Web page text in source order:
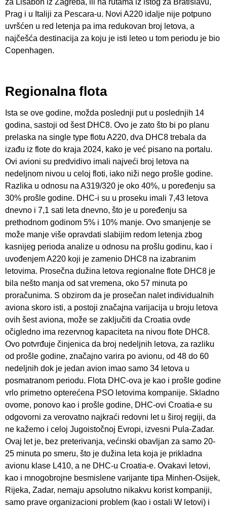
za Lisabon iz Zagreba, ili na rutama iz istog za Bratislavu,
Prag i u Italiji za Pescara-u. Novi A220 idalje nije potpuno
uvršćen u red letenja pa ima redukovan broj letova, a
najčešća destinacija za koju je isti leteo u tom periodu je bio
Copenhagen.
Regionalna flota
Ista se ove godine, možda poslednji put u poslednjih 14
godina, sastoji od šest DHC8. Ovo je zato što bi po planu
prelaska na single type flotu A220, dva DHC8 trebala da
izađu iz flote do kraja 2024, kako je već pisano na portalu.
Ovi avioni su predvidivo imali najveći broj letova na
nedeljnom nivou u celoj floti, iako niži nego prošle godine.
Razlika u odnosu na A319/320 je oko 40%, u poređenju sa
30% prošle godine. DHC-i su u proseku imali 7,43 letova
dnevno i 7,1 sati leta dnevno, što je u poređenju sa
prethodnom godinom 5% i 10% manje. Ovo smanjenje se
može manje više opravdati slabijim redom letenja zbog
kasnijeg perioda analize u odnosu na prošlu godinu, kao i
uvođenjem A220 koji je zamenio DHC8 na izabranim
letovima. Prosečna dužina letova regionalne flote DHC8 je
bila nešto manja od sat vremena, oko 57 minuta po
proračunima. S obzirom da je prosečan nalet individualnih
aviona skoro isti, a postoji značajna varijacija u broju letova
ovih šest aviona, može se zaključiti da Croatia ovde
očigledno ima rezervnog kapaciteta na nivou flote DHC8.
Ovo potvrđuje činjenica da broj nedeljnih letova, za razliku
od prošle godine, značajno varira po avionu, od 48 do 60
nedeljnih dok je jedan avion imao samo 34 letova u
posmatranom periodu. Flota DHC-ova je kao i prošle godine
vrlo primetno opterećena PSO letovima kompanije. Skladno
ovome, ponovo kao i prošle godine, DHC-ovi Croatia-e su
odgovorni za verovatno najkraći redovni let u široj regiji, da
ne kažemo i celoj Jugoistočnoj Evropi, izvesni Pula-Zadar.
Ovaj let je, bez preterivanja, većinski obavljan za samo 20-
25 minuta po smeru, što je dužina leta koja je prikladna
avionu klase L410, a ne DHC-u Croatia-e. Ovakavi letovi,
kao i mnogobrojne besmislene varijante tipa Minhen-Osijek,
Rijeka, Zadar, nemaju apsolutno nikakvu korist kompaniji,
samo prave organizacioni problem (kao i ostali W letovi) i